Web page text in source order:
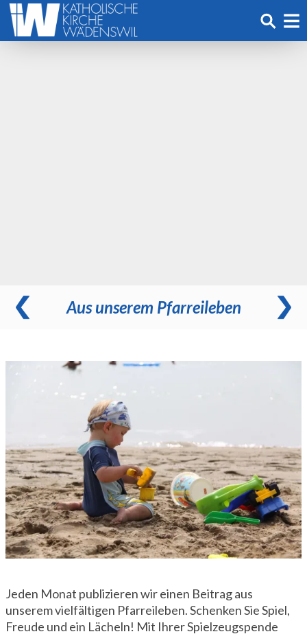
Aus unserem Pfarreileben
Jeden Monat publizieren wir einen Beitrag aus
unserem vielfältigen Pfarreileben. Schenken Sie Spiel,
Freude und ein Lächeln! Mit Ihrer Spielzeugspende